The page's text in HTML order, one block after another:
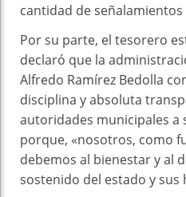
cantidad de señalamientos
Por su parte, el tesorero
declaró que la
Alfredo Ramírez Bedolla
disciplina y absoluta
autoridades municipales a
porque, «nosotros, como
debemos al bienestar y al
sostenido del estado y sus